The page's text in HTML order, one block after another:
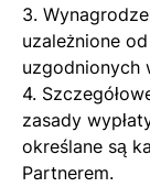
3.
uzależnione
uzgodnionych
4.
zasady
określane są
Partnerem.